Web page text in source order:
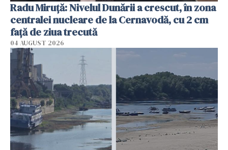
Radu Miruţă: Nivelul Dunării a crescut, în zona
centralei nucleare de la Cernavodă, cu 2 cm
faţă de ziua trecută
04 AUGUST 2026